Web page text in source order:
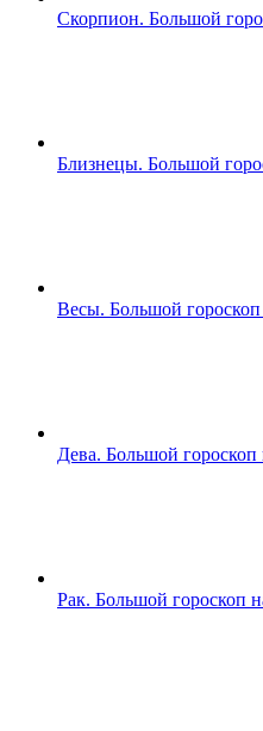
Скорпион. Большой
Близнецы. Большой
Весы. Большой гороскоп
Дева. Большой гороскоп
Рак. Большой гороскоп